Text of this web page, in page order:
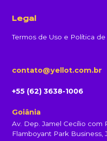
Legal
Termos de Uso e Política
contato@yellot.com.br
+55 (62) 3638-1006
Goiânia
Av. Dep. Jamel Cecílio com
Flamboyant Park Business,